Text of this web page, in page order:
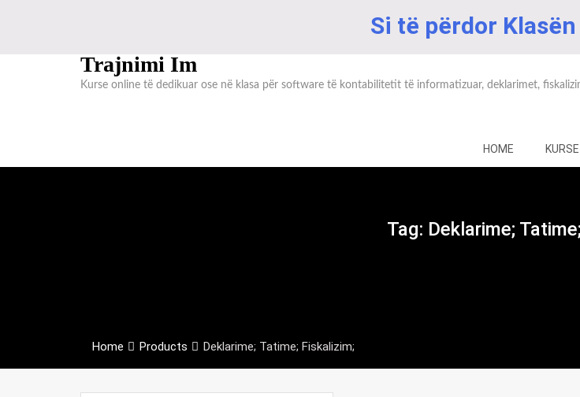
Si të përdor
Trajnimi Im
Kurse online të dedikuar ose në klasa për software të kontabilitetit të informatizuar, deklarimet,
HOME KURSE
Tag: Deklarime;
Home Products Deklarime; Tatime; Fiskalizim;